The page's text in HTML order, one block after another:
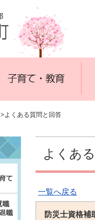
>よくある質問と回答
よくあ
一覧へ戻る
防災士資格補